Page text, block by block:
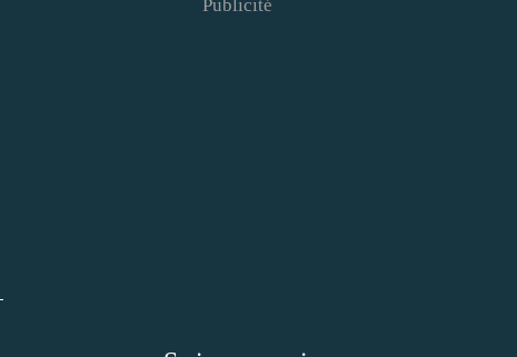
Publicité